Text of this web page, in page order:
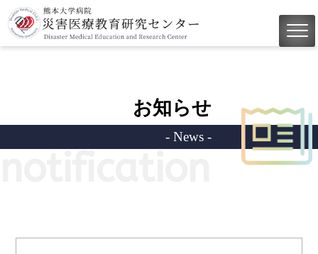
お知らせ
- News -